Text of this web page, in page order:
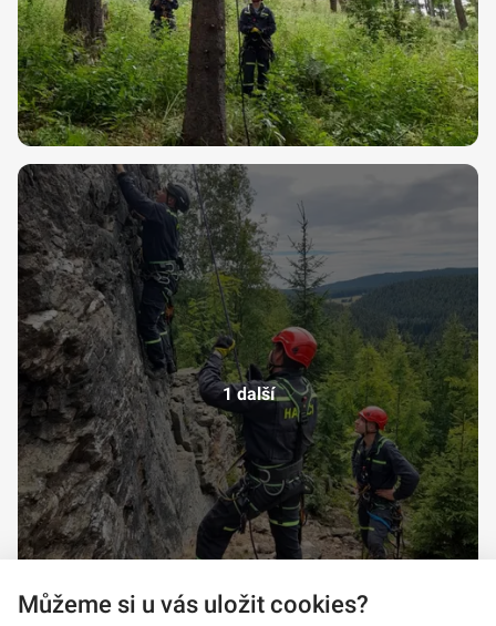
1 další
Můžeme si u vás uložit cookies?